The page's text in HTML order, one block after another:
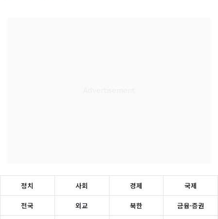
정치 사회 경제 국제
전국 외교 북한 금융·증권